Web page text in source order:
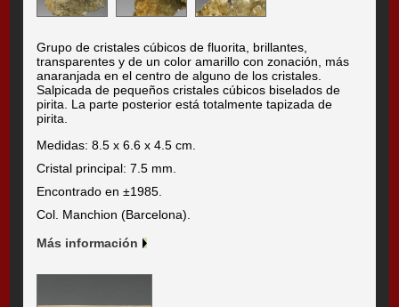
Grupo de cristales cúbicos de fluorita, brillantes,
transparentes y de un color amarillo con zonación, más
anaranjada en el centro de alguno de los cristales.
Salpicada de pequeños cristales cúbicos biselados de
pirita. La parte posterior está totalmente tapizada de
pirita.
Medidas: 8.5 x 6.6 x 4.5 cm.
Cristal principal: 7.5 mm.
Encontrado en ±1985.
Col. Manchion (Barcelona).
Más información